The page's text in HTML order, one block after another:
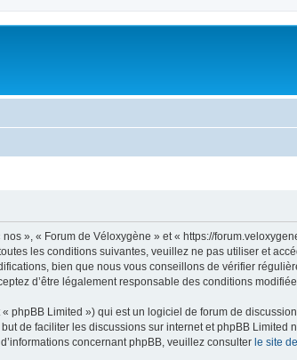
», « Forum de Véloxygène » et « https://
les conditions suivantes, veuillez ne pas utiliser et
bien que nous vous conseillons de vérifier
d’être légalement responsable des conditions
phpBB Limited ») qui est un logiciel de forum de
de faciliter les discussions sur internet et phpBB Limited
concernant phpBB, veuillez consulter le site